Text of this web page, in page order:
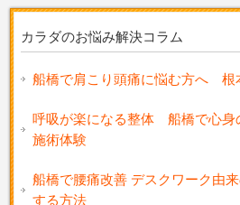
カラダのお悩み解決コラム
船橋で肩こり頭痛に悩む方へ 根
呼吸が楽になる整体 船橋で心身
施術体験
船橋で腰痛改善 デスクワーク由
する方法